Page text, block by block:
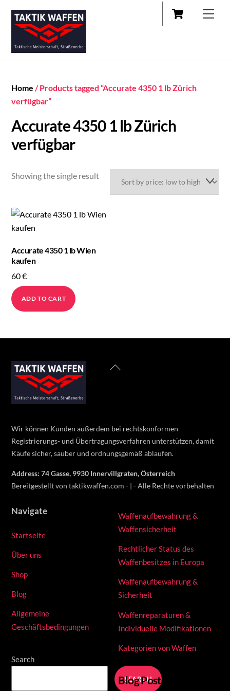
content
Cart
Home / Products tagged “Accurate 4350 1 lb Zürich
verfügbar”
Accurate 4350 1 lb Zürich
verfügbar
Showing the single result
Accurate 4350 1 lb Wien
kaufen
60€
ADD TO CART
Back
Wir können Kunden außerdem bei rechtskonformen
Registrierungs- und Übertragungsverfahren unterstützen, damit
Käufe sicher, sauber und ordnungsgemäß ablaufen.
Address: 74 Gasse, 9930 Innervillgraten, Österreich
Bereitgestellt von taktikwaffen.com - | - Alle Rechte vorbehalten
Navigate
Startseite
Über uns
Shop
Blog
Allgemeine
Geschäftsbedingungen
Search
SEARCH
Waffenaufbewahrung &
Waffensicherheit
Rechtlicher Status des
Waffenbesitzes in Europa
Waffenaufbewahrung &
Sicherheit
Waffenreparaturen &
Individuelle Modifikationen
Kategorien von Waffen
Blog Posts